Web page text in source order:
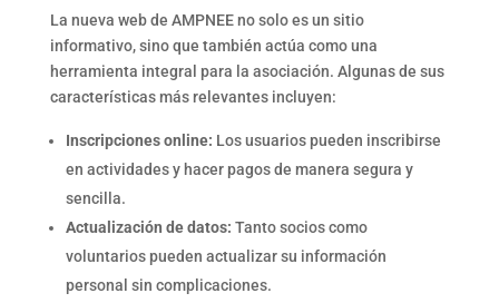
La nueva web de AMPNEE no solo es un sitio
informativo, sino que también actúa como una
herramienta integral para la asociación. Algunas de sus
características más relevantes incluyen:
Inscripciones online: Los usuarios pueden inscribirse
en actividades y hacer pagos de manera segura y
sencilla.
Actualización de datos: Tanto socios como
voluntarios pueden actualizar su información
personal sin complicaciones.